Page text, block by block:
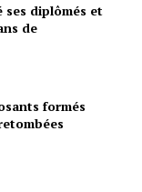
ses diplômés et
de
formés